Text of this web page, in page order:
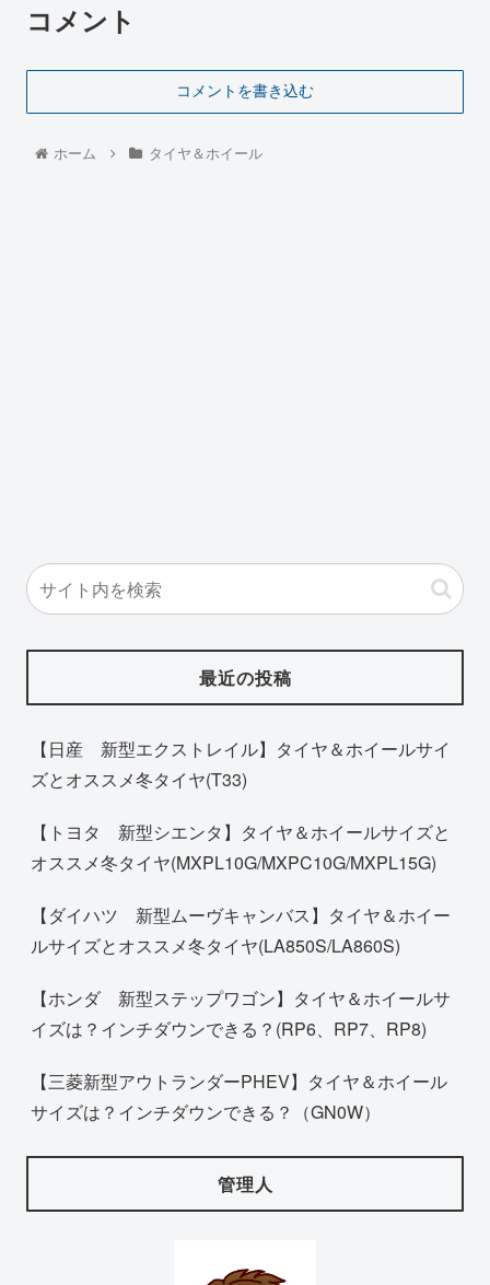
コメント
コメントを書き込む
ホーム タイヤ＆ホイール
最近の投稿
【日産 新型エクストレイル】タイヤ＆ホイールサイ
ズとオススメ冬タイヤ(T33)
【トヨタ 新型シエンタ】タイヤ＆ホイールサイズと
オススメ冬タイヤ(MXPL10G/MXPC10G/MXPL15G)
【ダイハツ 新型ムーヴキャンバス】タイヤ＆ホイー
ルサイズとオススメ冬タイヤ(LA850S/LA860S)
【ホンダ 新型ステップワゴン】タイヤ＆ホイールサ
イズは？インチダウンできる？(RP6、RP7、RP8)
【三菱新型アウトランダーPHEV】タイヤ＆ホイール
サイズは？インチダウンできる？（GN0W）
管理人